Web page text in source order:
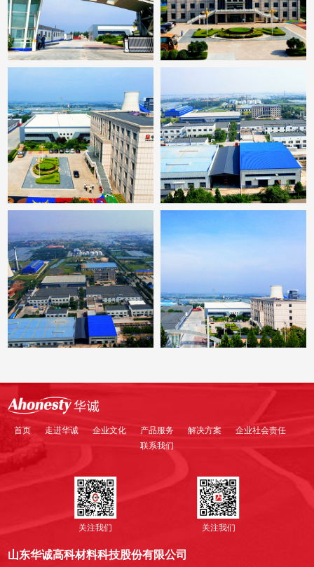
首页 走进华诚 企业文化 产品服务 解决方案
企业社会责任
联系我们
关注我们 关注我们
山东华诚高科材料科技股份有限公司